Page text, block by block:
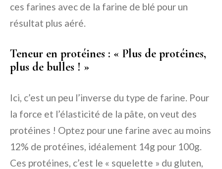
ces farines avec de la farine de blé pour un
résultat plus aéré.
Teneur en protéines : « Plus de protéines,
plus de bulles ! »
Ici, c’est un peu l’inverse du type de farine. Pour
la force et l’élasticité de la pâte, on veut des
protéines ! Optez pour une farine avec au moins
12% de protéines, idéalement 14g pour 100g.
Ces protéines, c’est le « squelette » du gluten,